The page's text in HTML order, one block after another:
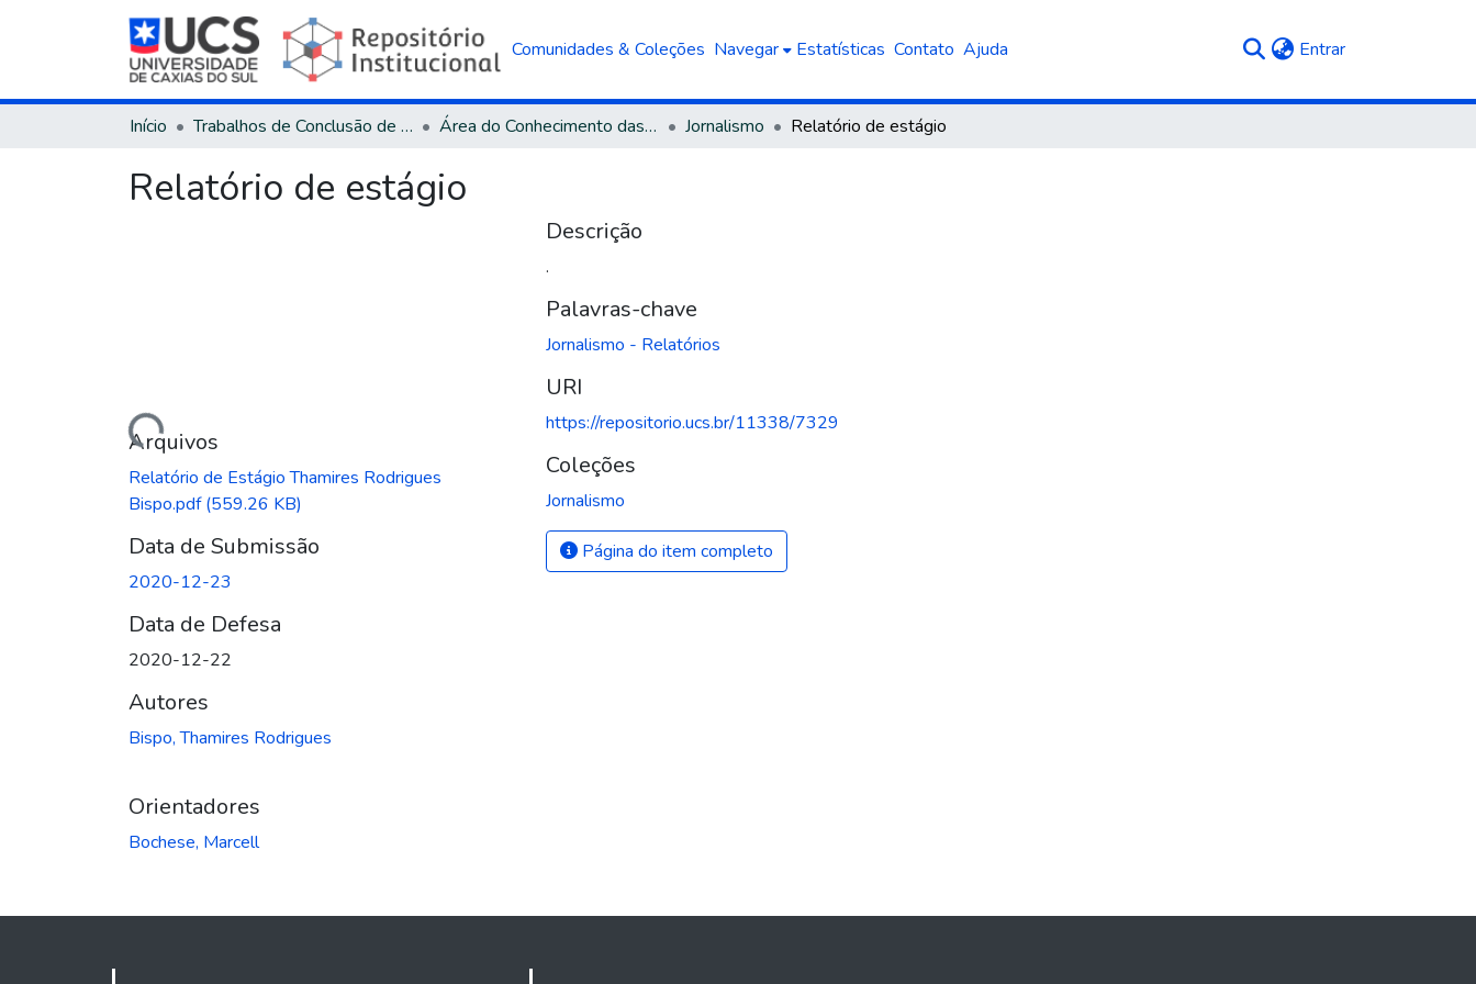
Comunidades & Coleções Navegar Estatísticas Contato Ajuda Entrar(current)
Início Trabalhos de Conclusão de Curso Área do Conhecimento das Ciências Sociais Aplicadas Jornalismo Relatório de estágio
Relatório de estágio
Carregando...Arquivos
Relatório de Estágio Thamires Rodrigues
Bispo.pdf(559.26 KB)
Data de Submissão
2020-12-23
Data de Defesa
2020-12-22
Autores
Bispo, Thamires Rodrigues
Orientadores
Bochese, Marcell
Descrição
.
Palavras-chave
Jornalismo - Relatórios
URI
https://repositorio.ucs.br/11338/7329
Coleções
Jornalismo
Página do item completo